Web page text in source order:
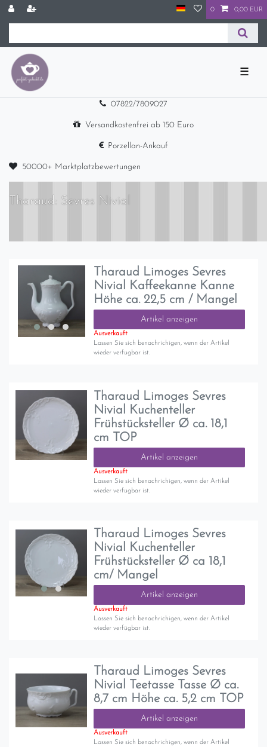
0 0,00 EUR
☰
07822/7809027
Versandkostenfrei ab 150 Euro
Porzellan-Ankauf
50000+ Marktplatzbewertungen
Tharaud: Sevres Nivial
Tharaud Limoges Sevres
Nivial Kaffeekanne Kanne
Höhe ca. 22,5 cm / Mangel
Artikel anzeigen
Ausverkauft
Lassen Sie sich benachrichigen, wenn der Artikel
wieder verfügbar ist.
Tharaud Limoges Sevres
Nivial Kuchenteller
Frühstücksteller Ø ca. 18,1
cm TOP
Artikel anzeigen
Ausverkauft
Lassen Sie sich benachrichigen, wenn der Artikel
wieder verfügbar ist.
Tharaud Limoges Sevres
Nivial Kuchenteller
Frühstücksteller Ø ca 18,1
cm/ Mangel
Artikel anzeigen
Ausverkauft
Lassen Sie sich benachrichigen, wenn der Artikel
wieder verfügbar ist.
Tharaud Limoges Sevres
Nivial Teetasse Tasse Ø ca.
8,7 cm Höhe ca. 5,2 cm TOP
Artikel anzeigen
Ausverkauft
Lassen Sie sich benachrichigen, wenn der Artikel